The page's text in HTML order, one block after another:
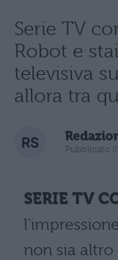
Serie TV
Robot e
televisiva
allora tra
Pubblicato
SERIE TV
non sia altro